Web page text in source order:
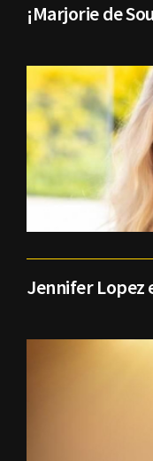
¡Marjorie de
Jennifer Lopez